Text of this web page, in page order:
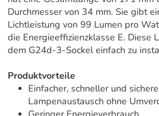
Durchmesser von 34 mm. Sie gibt
Lichtleistung von 99 Lumen pro
die Energieeffizienzklasse E. Diese
dem G24d-3-Sockel einfach zu
Produktvorteile
Einfacher, schneller und
Lampenaustausch ohne